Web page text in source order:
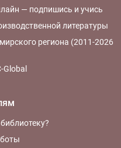
— подпишись и учись
литературы
региона (2011-2026
Global